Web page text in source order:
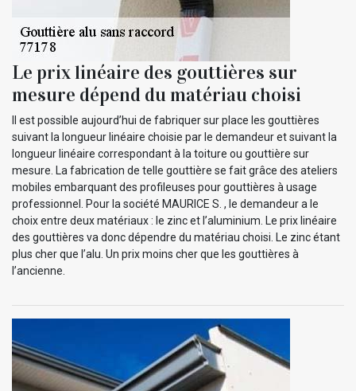
Le prix linéaire des gouttières sur
mesure dépend du matériau choisi
Il est possible aujourd’hui de fabriquer sur place les gouttières
suivant la longueur linéaire choisie par le demandeur et suivant la
longueur linéaire correspondant à la toiture ou gouttière sur
mesure. La fabrication de telle gouttière se fait grâce des ateliers
mobiles embarquant des profileuses pour gouttières à usage
professionnel. Pour la société MAURICE S. , le demandeur a le
choix entre deux matériaux : le zinc et l’aluminium. Le prix linéaire
des gouttières va donc dépendre du matériau choisi. Le zinc étant
plus cher que l’alu. Un prix moins cher que les gouttières à
l’ancienne.